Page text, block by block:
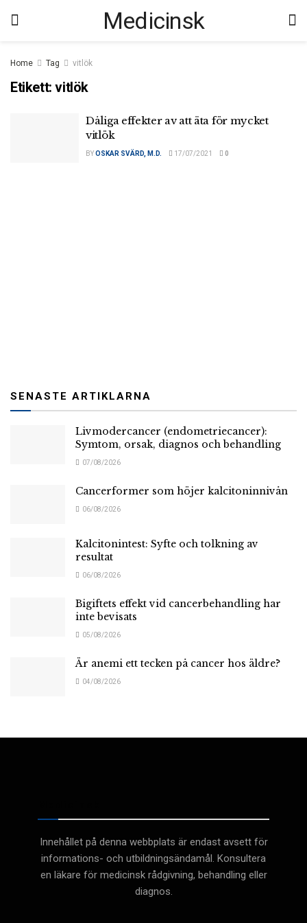
Medicinsk
Home Tag vitlök
Etikett:vitlök
Dåliga effekter av att äta för mycket
vitlök
BYOSKAR SVÄRD, M.D. 17/07/2021 0
SENASTE ARTIKLARNA
Livmodercancer (endometriecancer):
Symtom, orsak, diagnos och behandling
07/08/2026
Cancerformer som höjer kalcitoninnivån
06/08/2026
Kalcitonintest: Syfte och tolkning av
resultat
06/08/2026
Bigiftets effekt vid cancerbehandling har
inte bevisats
05/08/2026
Är anemi ett tecken på cancer hos äldre?
04/08/2026
Innehållet på denna webbplats är endast avsett för
informations- och utbildningsändamål. Konsultera
en läkare för medicinsk rådgivning, behandling eller
diagnos.